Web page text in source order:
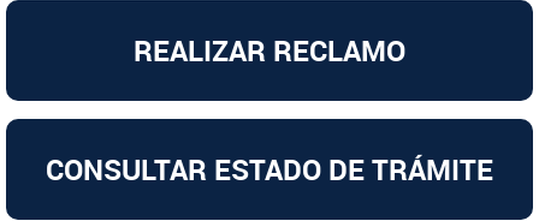
REALIZAR RECLAMO
CONSULTAR ESTADO DE TRÁMITE